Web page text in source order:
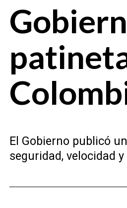
El Gobierno publicó
seguridad, velocidad